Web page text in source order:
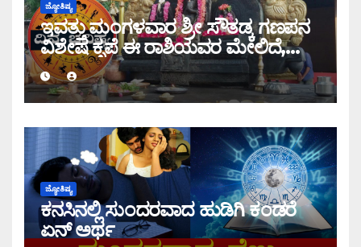
ಜ್ಯೋತಿಷ್ಯ
ಇವತ್ತು ಮಂಗಳವಾರ ಶ್ರೀ ಸೌತಡ್ಕ ಗಣಪನ
ವಿಶೇಷ ಕೃಪೆ ಈ ರಾಶಿಯವರ ಮೇಲಿದೆ,
ಇಂದಿನ ರಾಶಿ ಭವಿಷ್ಯ ತಿಳಿಯಿರಿ
ಜ್ಯೋತಿಷ್ಯ
ಕನಸಿನಲ್ಲಿ ಸುಂದರವಾದ ಹುಡಿಗಿ ಕಂಡರೆ
ಏನ್ ಅರ್ಥ